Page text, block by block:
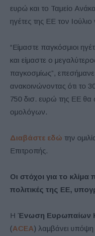
ευρώ και το Ταμείο
ηγέτες της ΕΕ τον
“Είμαστε παγκόσμιοι
και είμαστε ο
παγκοσμίως”,
ανακοινώνοντας ότι το
750 δισ. ευρώ της ΕΕ
ομολόγων.
Διαβάστε εδώ την
Επιτροπής.
Οι στόχοι για το
πολιτικές της ΕΕ,
Η Ένωση Ευρωπαίων
(ACEA) λαμβάνει υπόψη